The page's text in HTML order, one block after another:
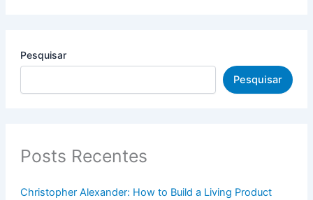
Pesquisar
Pesquisar
Posts Recentes
Christopher Alexander: How to Build a Living Product